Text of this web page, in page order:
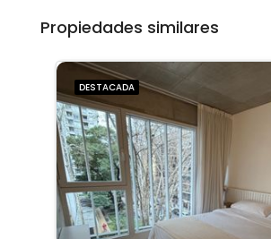
Propiedades similares
DESTACADA